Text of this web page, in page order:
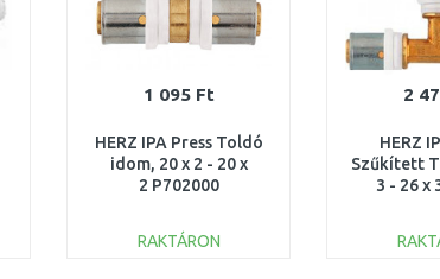
1 095 Ft
HERZ IPA Press Toldó
idom, 20 x 2 - 20 x
2 P702000
RAKTÁRON
2
HERZ
Szűkített
3 - 26 x